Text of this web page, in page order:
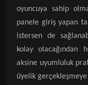
oyuncuya sahip
panele giriş yapan
istersen de
kolay olacağından
aksine uyumluluk
üyelik